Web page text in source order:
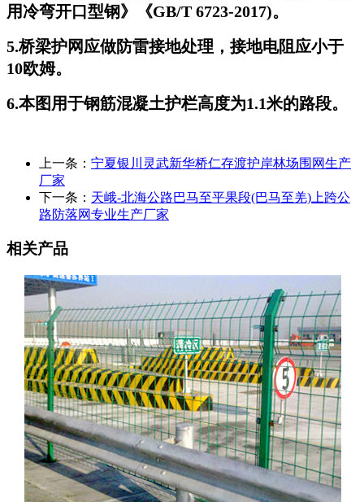
用冷弯开口型钢》《GB/T 6723-2017)。
5.桥梁护网应做防雷接地处理，接地电阻应小于
10欧姆。
6.本图用于钢筋混凝土护栏高度为1.1米的路段。
上一条： 宁夏银川灵武新华桥仁存渡护岸林场围网生产
厂家
下一条： 天峨-北海公路巴马至平果段(巴马至羌)上跨公
路防落网专业生产厂家
相关产品